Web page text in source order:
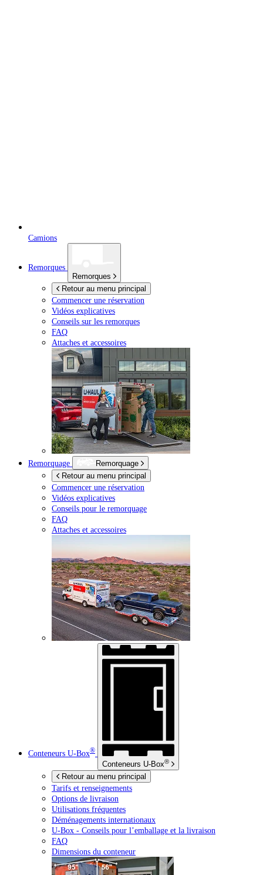
Camions
Remorques
Remorques
Retour au menu principal
Commencer une réservation
Vidéos explicatives
Conseils sur les remorques
FAQ
Attaches et accessoires
Remorquage
Remorquage
Retour au menu principal
Commencer une réservation
Vidéos explicatives
Conseils pour le remorquage
FAQ
Attaches et accessoires
Conteneurs U-Box®
Conteneurs U-Box®
Retour au menu principal
Tarifs et renseignements
Options de livraison
Utilisations fréquentes
Déménagements internationaux
U-Box - Conseils pour l’emballage et la livraison
FAQ
Dimensions du conteneur